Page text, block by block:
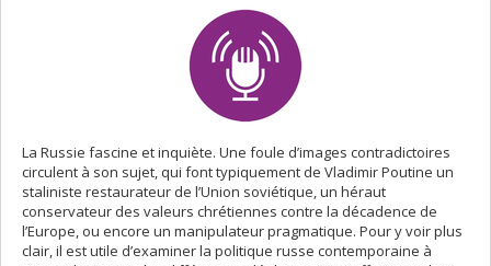
La Russie fascine et inquiète. Une foule d’images contradictoires
circulent à son sujet, qui font typiquement de Vladimir Poutine un
staliniste restaurateur de l’Union soviétique, un héraut
conservateur des valeurs chrétiennes contre la décadence de
l’Europe, ou encore un manipulateur pragmatique. Pour y voir plus
clair, il est utile d’examiner la politique russe contemporaine à